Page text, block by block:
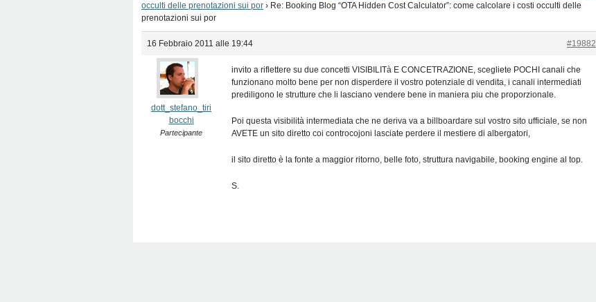
occulti delle prenotazioni sui por › Re: Booking Blog “OTA Hidden Cost Calculator”: come calcolare i costi occulti delle
prenotazioni sui por
16 Febbraio 2011 alle 19:44 #19882
dott_stefano_tiri
bocchi
Partecipante
invito a riflettere su due concetti VISIBILITà E CONCETRAZIONE, scegliete POCHI canali che
funzionano molto bene per non disperdere il vostro potenziale di vendita, i canali intermediati
prediligono le strutture che li lasciano vendere bene in maniera piu che proporzionale.
Poi questa visibilità intermediata che ne deriva va a billboardare sul vostro sito ufficiale, se non
AVETE un sito diretto coi controcojoni lasciate perdere il mestiere di albergatori,
il sito diretto è la fonte a maggior ritorno, belle foto, struttura navigabile, booking engine al top.
S.